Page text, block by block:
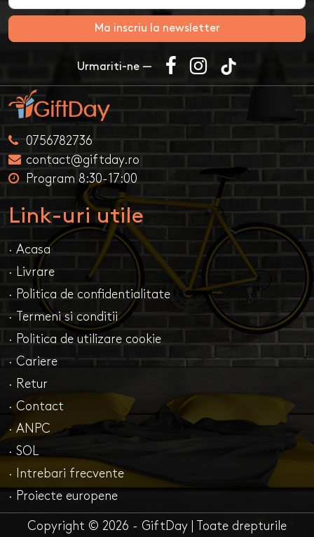
Ma inscriu la newsletter
Urmariti-ne —
0756782736
contact@giftday.ro
Program 8:30-17:00
Link-uri utile
· Acasa
· Livrare
· Politica de confidentialitate
· Termeni si conditii
· Politica de utilizare cookie
· Cariere
· Retur
· Contact
· ANPC
· SOL
· Intrebari frecvente
· Proiecte europene
Copyright © 2026 - GiftDay | Toate drepturile